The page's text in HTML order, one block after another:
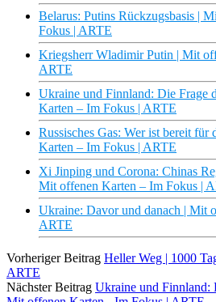
Belarus: Putins Rückzugsbasis |
Fokus | ARTE
Kriegsherr Wladimir Putin | Mit
ARTE
Ukraine und Finnland: Die Frage
Karten – Im Fokus | ARTE
Russisches Gas: Wer ist bereit für
Karten – Im Fokus | ARTE
Xi Jinping und Corona: Chinas
Mit offenen Karten – Im Fokus |
Ukraine: Davor und danach | Mit
ARTE
Vorheriger Beitrag Heller Weg | 1000
ARTE
Nächster Beitrag Ukraine und Finnland: